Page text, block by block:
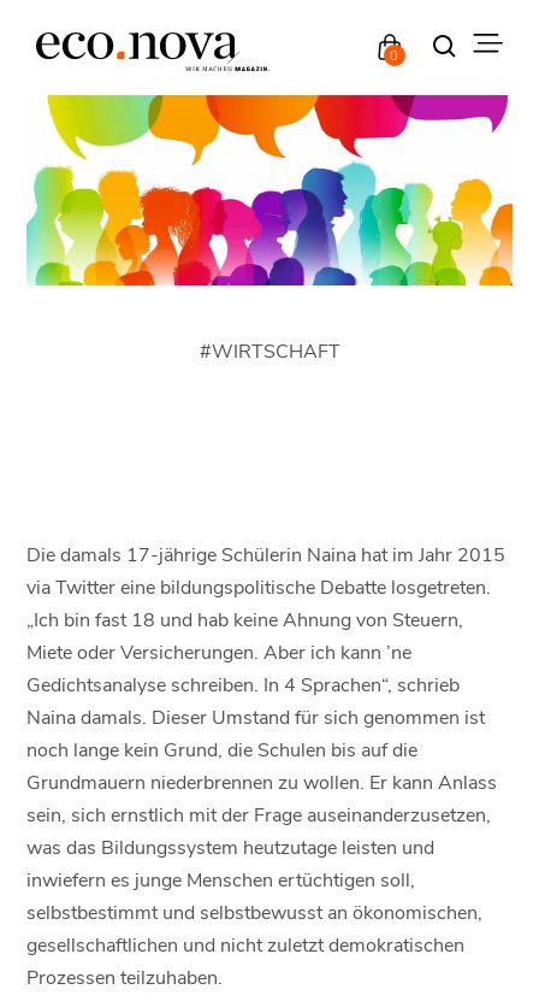
0
#WIRTSCHAFT
Die damals 17-jährige Schülerin Naina hat im Jahr 2015
via Twitter eine bildungspolitische Debatte losgetreten.
„Ich bin fast 18 und hab keine Ahnung von Steuern,
Miete oder Versicherungen. Aber ich kann ’ne
Gedichtsanalyse schreiben. In 4 Sprachen“, schrieb
Naina damals. Dieser Umstand für sich genommen ist
noch lange kein Grund, die Schulen bis auf die
Grundmauern niederbrennen zu wollen. Er kann Anlass
sein, sich ernstlich mit der Frage auseinanderzusetzen,
was das Bildungssystem heutzutage leisten und
inwiefern es junge Menschen ertüchtigen soll,
selbstbestimmt und selbstbewusst an ökonomischen,
gesellschaftlichen und nicht zuletzt demokratischen
Prozessen teilzuhaben.